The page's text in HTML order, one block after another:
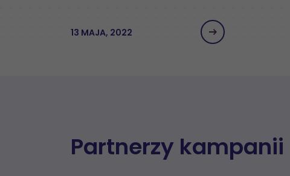
13 MAJA, 2022
Partnerzy kampanii